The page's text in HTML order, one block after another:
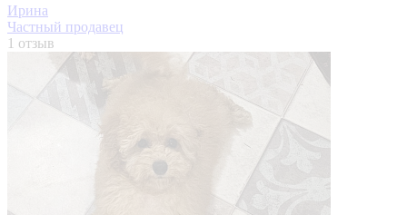
Ирина
Частный продавец
1 отзыв